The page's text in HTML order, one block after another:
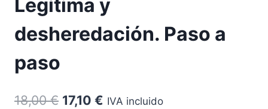
Legítima y
desheredación. Paso a
paso
18,00€ El
17,10 € El
IVA incluido